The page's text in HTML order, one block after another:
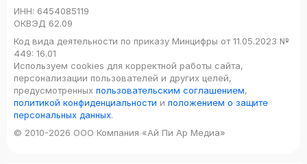
ИНН: 6454085119
ОКВЭД 62.09
Код вида деятельности по приказу Минцифры от 11.05.2023 №
449: 16.01
Используем cookies для корректной работы сайта,
персонализации пользователей и других целей,
предусмотренных пользовательским соглашением,
политикой конфиденциальности и положением о защите
персональных данных.
© 2010-2026 ООО Компания «Ай Пи Ар Медиа»